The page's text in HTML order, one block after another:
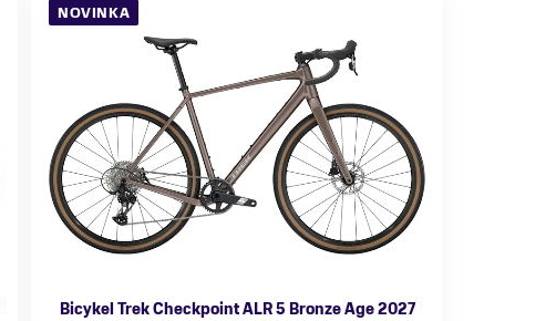
NOVINKA
Bicykel Trek Checkpoint ALR 5 Bronze Age 2027